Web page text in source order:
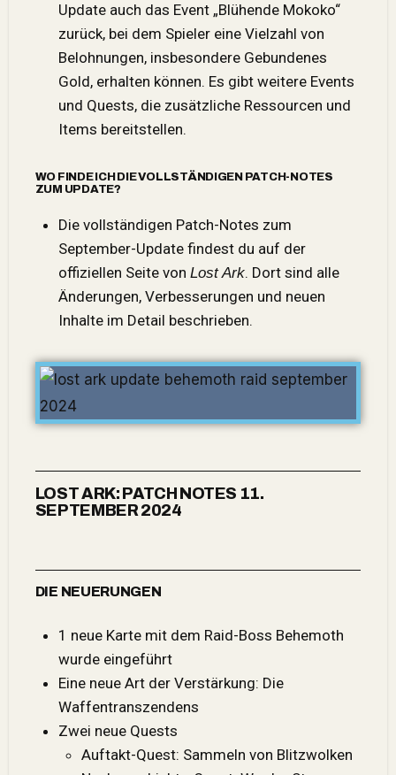
Update auch das Event „Blühende Mokoko“
zurück, bei dem Spieler eine Vielzahl von
Belohnungen, insbesondere Gebundenes
Gold, erhalten können. Es gibt weitere Events
und Quests, die zusätzliche Ressourcen und
Items bereitstellen.
WO FINDE ICH DIE VOLLSTÄNDIGEN PATCH-NOTES
ZUM UPDATE?
Die vollständigen Patch-Notes zum
September-Update findest du auf der
offiziellen Seite von Lost Ark. Dort sind alle
Änderungen, Verbesserungen und neuen
Inhalte im Detail beschrieben.
LOST ARK: PATCH NOTES 11.
SEPTEMBER 2024
DIE NEUERUNGEN
1 neue Karte mit dem Raid-Boss Behemoth
wurde eingeführt
Eine neue Art der Verstärkung: Die
Waffentranszendens
Zwei neue Quests
Auftakt-Quest: Sammeln von Blitzwolken